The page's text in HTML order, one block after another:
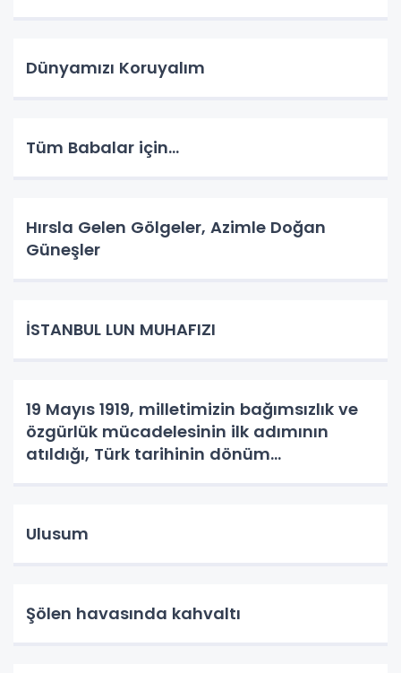
Dünyamızı Koruyalım
Tüm Babalar için...
Hırsla Gelen Gölgeler, Azimle Doğan
Güneşler
İSTANBUL LUN MUHAFIZI
19 Mayıs 1919, milletimizin bağımsızlık ve
özgürlük mücadelesinin ilk adımının
atıldığı, Türk tarihinin dönüm
Ulusum
Şölen havasında kahvaltı